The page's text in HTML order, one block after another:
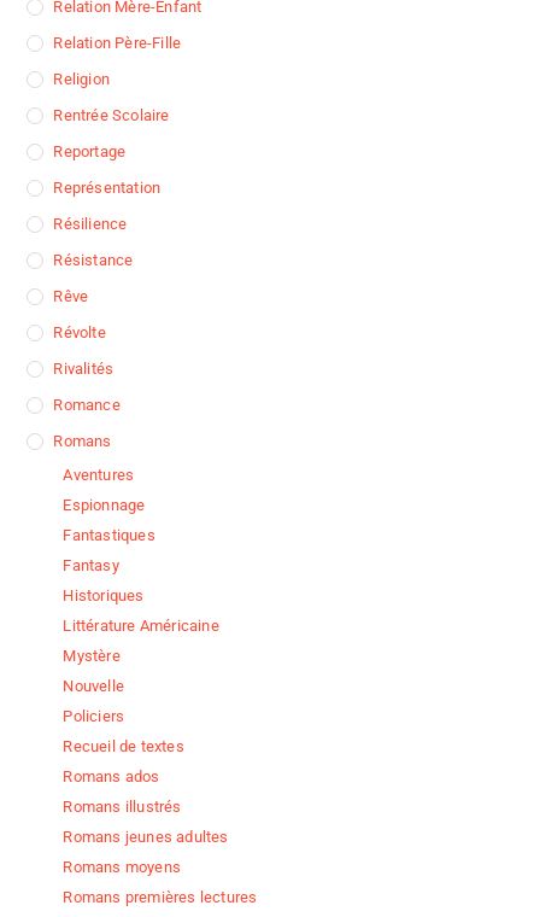
Relation Mère-Enfant
Relation Père-Fille
Religion
Rentrée Scolaire
Reportage
Représentation
Résilience
Résistance
Rêve
Révolte
Rivalités
Romance
Romans
Aventures
Espionnage
Fantastiques
Fantasy
Historiques
Littérature Américaine
Mystère
Nouvelle
Policiers
Recueil de textes
Romans ados
Romans illustrés
Romans jeunes adultes
Romans moyens
Romans premières lectures